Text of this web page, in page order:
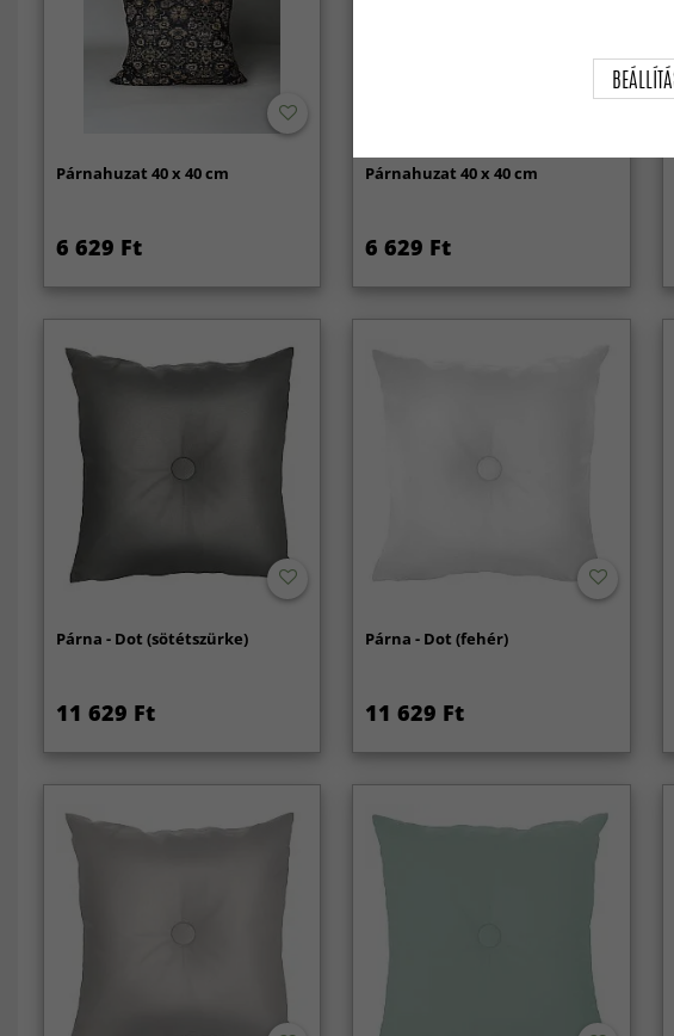
Párnahuzat 40 x 40 cm
6 629 Ft
Párnahuzat 40 x 40 cm
6 629 Ft
Párna - Dot (sötétszürke)
11 629 Ft
Párna - Dot (fehér)
11 629 Ft